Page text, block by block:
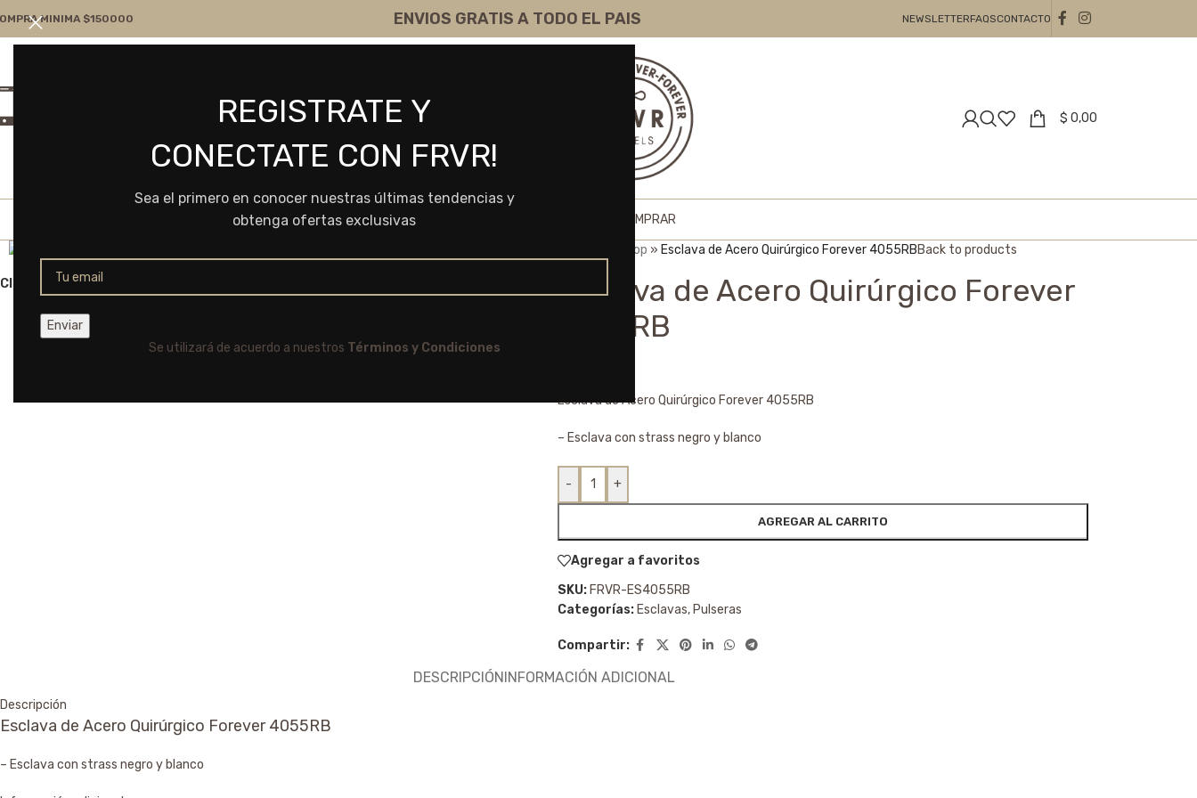
REGISTRATE Y
CONECTATE CON FRVR!
Sea el primero en conocer nuestras últimas tendencias y
obtenga ofertas exclusivas
Se utilizará de acuerdo a nuestros Términos y Condiciones
MINIMA $150000 ENVIOS GRATIS A TODO EL PAIS NEWSLETTERFAQSCONTACTO
ventas@frvr.com.ar
$ 0,00
HOME COMO COMPRAR
Click to enlarge
Shop » Esclava de Acero Quirúrgico Forever 4055RBBack to products
Esclava de Acero Quirúrgico Forever
4055RB
Esclava de Acero Quirúrgico Forever 4055RB
– Esclava con strass negro y blanco
- +
AGREGAR AL CARRITO
Agregar a favoritos
SKU: FRVR-ES4055RB
Categorías: Esclavas, Pulseras
Compartir:
DESCRIPCIÓNINFORMACIÓN ADICIONAL
Descripción
Esclava de Acero Quirúrgico Forever 4055RB
– Esclava con strass negro y blanco